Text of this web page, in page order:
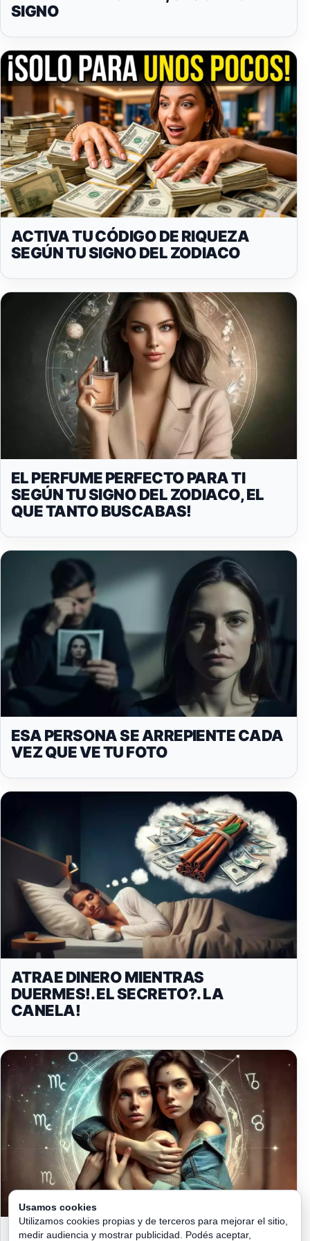
SIGNO
ACTIVA TU CÓDIGO DE RIQUEZA
SEGÚN TU SIGNO DEL ZODIACO
EL PERFUME PERFECTO PARA TI
SEGÚN TU SIGNO DEL ZODIACO, EL
QUE TANTO BUSCABAS!
ESA PERSONA SE ARREPIENTE CADA
VEZ QUE VE TU FOTO
ATRAE DINERO MIENTRAS
DUERMES!. EL SECRETO?. LA
CANELA!
EL SIGNO DEL ZODÍACO QUE SERÁ TU
Usamos cookies
Utilizamos cookies propias y de terceros para mejorar el sitio,
medir audiencia y mostrar publicidad. Podés aceptar,